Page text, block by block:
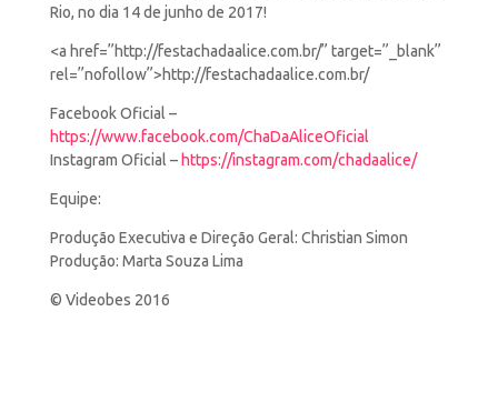
Rio, no dia 14 de junho de 2017!
<a href=”http://festachadaalice.com.br/” target=”_blank”
rel=”nofollow”>http://festachadaalice.com.br/
Facebook Oficial –
https://www.facebook.com/ChaDaAliceOficial
Instagram Oficial – https://instagram.com/chadaalice/
Equipe:
Produção Executiva e Direção Geral: Christian Simon
Produção: Marta Souza Lima
© Videobes 2016